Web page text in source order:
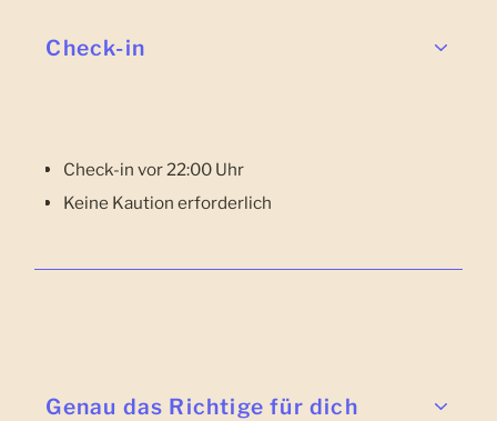
Check-in
Check-in vor 22:00 Uhr
Keine Kaution erforderlich
Genau das Richtige für dich